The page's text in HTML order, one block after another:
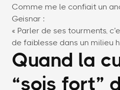
Comme me le confiait un
Geisnar :
« Parler de ses tourments,
de faiblesse dans un milieu
Quand la
“sois fort”